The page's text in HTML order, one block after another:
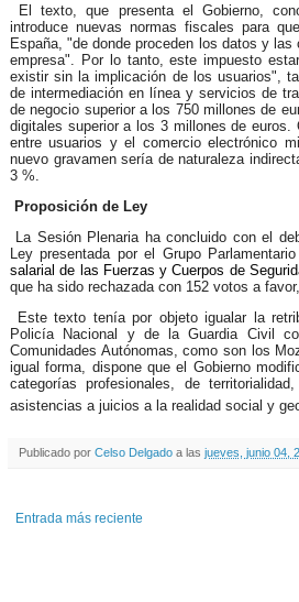
El texto, que presenta el Gobierno,
introduce nuevas normas fiscales para
España, "de donde proceden los datos y
empresa". Por lo tanto, este impuesto
existir sin la implicación de los usuarios",
de intermediación en línea y servicios de
de negocio superior a los 750 millones de
digitales superior a los 3 millones de
entre usuarios y el comercio electrónico
nuevo gravamen sería de naturaleza
3 %.
Proposición de Ley
La Sesión Plenaria ha concluido con el
Ley presentada por el Grupo
salarial de las Fuerzas y Cuerpos de
que ha sido rechazada con 152 votos a
Este texto tenía por objeto igualar la
Policía Nacional y de la Guardia Civil
Comunidades Autónomas, como son los
igual forma, dispone que el Gobierno
categorías profesionales, de
asistencias a juicios a la realidad social y
Publicado por Celso Delgado a las jueves, junio 04,
Entrada más reciente